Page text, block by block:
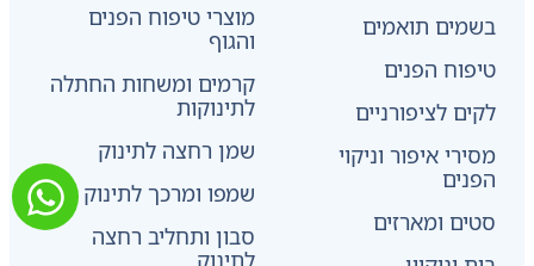
בשמים תואמים
טיפוח הפנים
לקים לציפורניים
מסירי איפור וניקוי
הפנים
סטים ומארזים
מוצרי טיפוח הפנים
והגוף
קרמים ומשחות החתלה
לתינוקות
שמן רחצה לתינוק
שמפו ומרכך לתינוק
סבון ותחליב רחצה
לתינוק